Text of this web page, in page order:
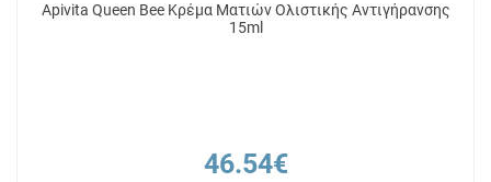
Apivita Queen Bee Κρέμα Ματιών Ολιστικής Αντιγήρανσης
15ml
46.54€